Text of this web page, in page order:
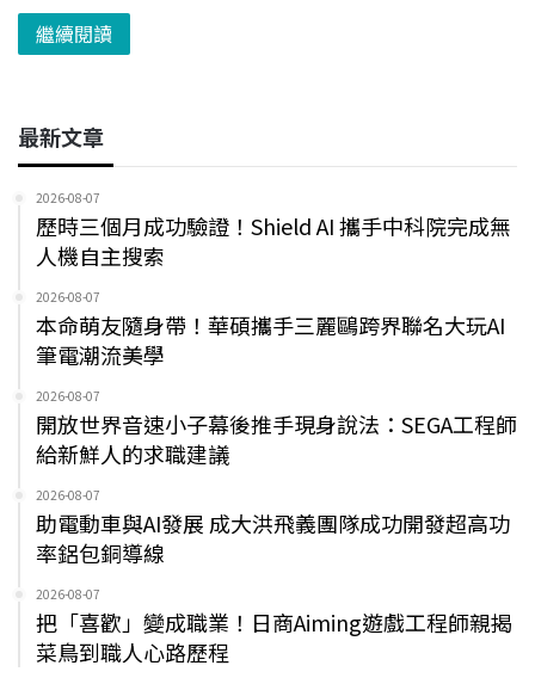
繼續閱讀
最新文章
2026-08-07
歷時三個月成功驗證！Shield AI 攜手中科院完成無
人機自主搜索
2026-08-07
本命萌友隨身帶！華碩攜手三麗鷗跨界聯名大玩AI
筆電潮流美學
2026-08-07
開放世界音速小子幕後推手現身說法：SEGA工程師
給新鮮人的求職建議
2026-08-07
助電動車與AI發展 成大洪飛義團隊成功開發超高功
率鋁包銅導線
2026-08-07
把「喜歡」變成職業！日商Aiming遊戲工程師親揭
菜鳥到職人心路歷程